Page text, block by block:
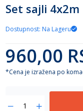
the
of
images
gallery
Set sajli
Dostupnost: Na Lageru
960,00
*Cena je izražena po